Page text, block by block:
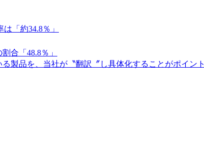
「約34.8％」
合「48.8％」
製品を、当社が〝翻訳〞し具体化することがポイント